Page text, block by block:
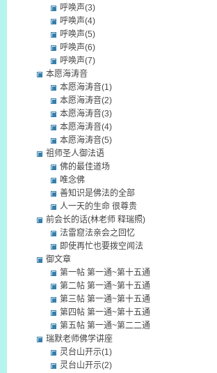
呼唤声(3)
呼唤声(4)
呼唤声(5)
呼唤声(6)
呼唤声(7)
本愿海涛音
本愿海涛音(1)
本愿海涛音(2)
本愿海涛音(3)
本愿海涛音(4)
本愿海涛音(5)
祖师圣人御法语
佛的最佳道场
唯念佛
善知识是佛法的全部
人一天的生命 很尊贵
前会长的话(林老师 释瑞照)
法雷窟法亲会之回忆
即使再忙也要拨空闻法
御文章
第一帖 第一通~第十五通
第二帖 第一通~第十五通
第三帖 第一通~第十五通
第四帖 第一通~第十五通
第五帖 第一通~第二二通
瑞默老师佛学讲座
灵台山开示(1)
灵台山开示(2)